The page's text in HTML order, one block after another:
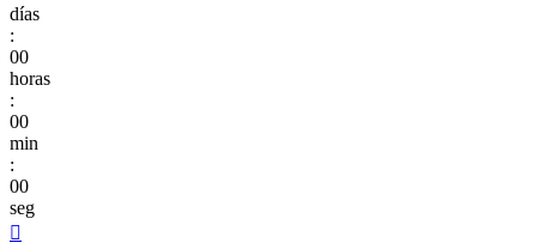
días
:
00
horas
:
00
min
:
00
seg
